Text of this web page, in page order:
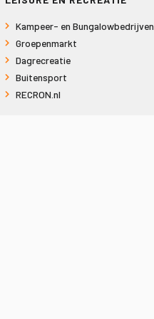
Kampeer- en Bungalowbedrijven
Groepenmarkt
Dagrecreatie
Buitensport
RECRON.nl